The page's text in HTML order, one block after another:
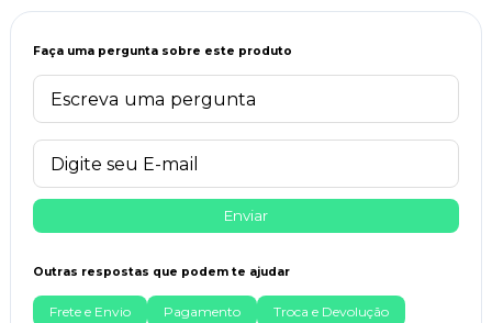
Faça uma pergunta sobre este produto
Enviar
Outras respostas que podem te ajudar
Frete e Envio Pagamento Troca e Devolução